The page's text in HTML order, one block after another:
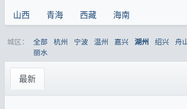
山西
青海 西藏 海南
城区： 全部 杭州 宁波 温州 嘉兴 湖州 绍兴 舟
丽水
最新